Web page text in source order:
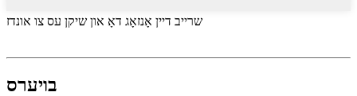
שרייב דיין אָנזאָג דאָ און שיקן עס צו אונדז
בויערס